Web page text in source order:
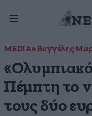
MEDIA#Βαγγέλης
Πέμπτη το
τους δύο